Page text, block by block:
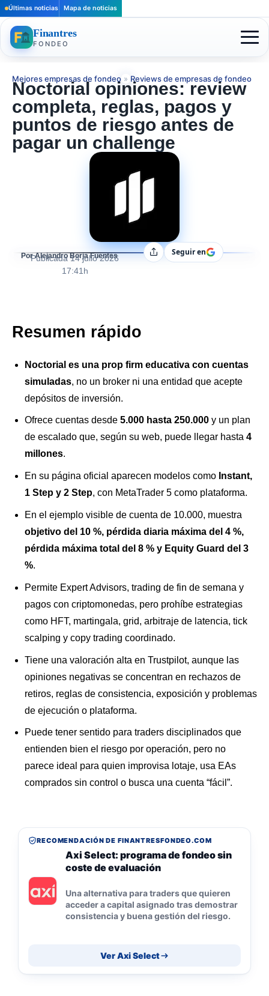
Últimas noticias Mapa de noticias
Finantres
FONDEO
Mejores empresas de fondeo » Reviews de empresas de fondeo
Noctorial opiniones: review
completa, reglas, pagos y
puntos de riesgo antes de
pagar un challenge
Por Alejandro Borja Fuentes
Publicada 14 julio 2026
17:41h
CompartirSeguir en
Resumen rápido
Noctorial es una prop firm educativa con cuentas
simuladas, no un broker ni una entidad que acepte
depósitos de inversión.
Ofrece cuentas desde 5.000 hasta 250.000y un plan
de escalado que, según su web, puede llegar hasta 4
millones.
En su página oficial aparecen modelos como Instant,
1 Step y 2 Step, con MetaTrader 5 como plataforma.
En el ejemplo visible de cuenta de 10.000, muestra
objetivo del 10 %, pérdida diaria máxima del 4 %,
pérdida máxima total del 8 % y Equity Guard del 3
%.
Permite Expert Advisors, trading de fin de semana y
pagos con criptomonedas, pero prohíbe estrategias
como HFT, martingala, grid, arbitraje de latencia, tick
scalping y copy trading coordinado.
Tiene una valoración alta en Trustpilot, aunque las
opiniones negativas se concentran en rechazos de
retiros, reglas de consistencia, exposición y problemas
de ejecución o plataforma.
Puede tener sentido para traders disciplinados que
entienden bien el riesgo por operación, pero no
parece ideal para quien improvisa lotaje, usa EAs
comprados sin control o busca una cuenta “fácil”.
RECOMENDACIÓN DE FINANTRESFONDEO.COM
Axi Select: programa de fondeo sin
coste de evaluación
Una alternativa para traders que quieren
acceder a capital asignado tras demostrar
consistencia y buena gestión del riesgo.
Ver Axi Select